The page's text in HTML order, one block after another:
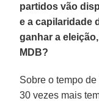
partidos vão
e a capilaridade
ganhar a
MDB?
Sobre o tempo
30 vezes mais